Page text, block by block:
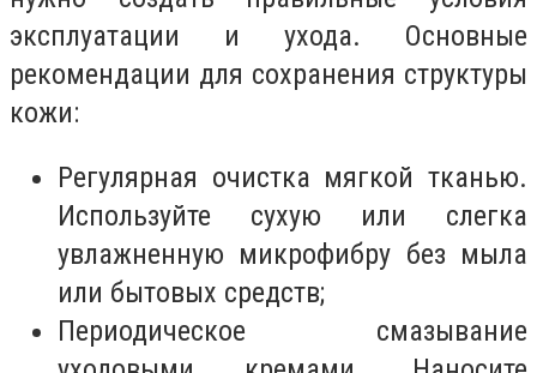
эксплуатации и ухода. Основные
рекомендации для сохранения структуры
кожи:
Регулярная очистка мягкой тканью.
Используйте сухую или слегка
увлажненную микрофибру без мыла
или бытовых средств;
Периодическое смазывание